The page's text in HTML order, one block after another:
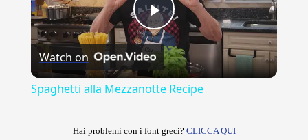
Play
Video
Watch on
Spaghetti alla Mezzanotte Recipe
Hai problemi con i font greci? CLICCA QUI